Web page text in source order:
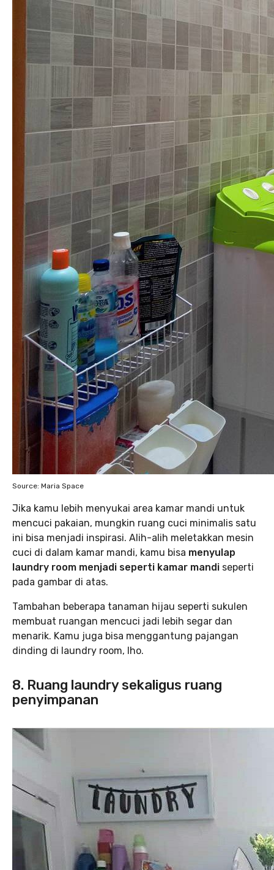
Source: Maria Space
Jika kamu lebih menyukai area kamar mandi untuk
mencuci pakaian, mungkin ruang cuci minimalis satu
ini bisa menjadi inspirasi. Alih-alih meletakkan mesin
cuci di dalam kamar mandi, kamu bisa menyulap
laundry room menjadi seperti kamar mandi seperti
pada gambar di atas.
Tambahan beberapa tanaman hijau seperti sukulen
membuat ruangan mencuci jadi lebih segar dan
menarik. Kamu juga bisa menggantung pajangan
dinding di laundry room, lho.
8. Ruang laundry sekaligus ruang
penyimpanan